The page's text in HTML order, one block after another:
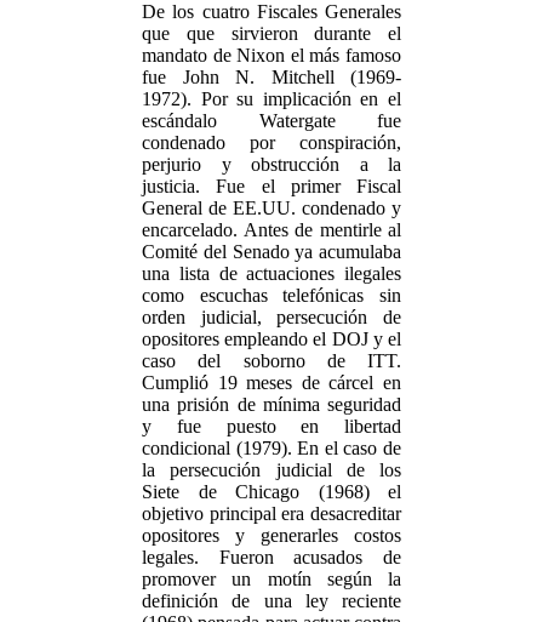
De los cuatro Fiscales Generales
que que sirvieron durante el
mandato de Nixon el más famoso
fue John N. Mitchell (1969-
1972). Por su implicación en el
escándalo Watergate fue
condenado por conspiración,
perjurio y obstrucción a la
justicia. Fue el primer Fiscal
General de EE.UU. condenado y
encarcelado. Antes de mentirle al
Comité del Senado ya acumulaba
una lista de actuaciones ilegales
como escuchas telefónicas sin
orden judicial, persecución de
opositores empleando el DOJ y el
caso del soborno de ITT.
Cumplió 19 meses de cárcel en
una prisión de mínima seguridad
y fue puesto en libertad
condicional (1979). En el caso de
la persecución judicial de los
Siete de Chicago (1968) el
objetivo principal era desacreditar
opositores y generarles costos
legales. Fueron acusados de
promover un motín según la
definición de una ley reciente